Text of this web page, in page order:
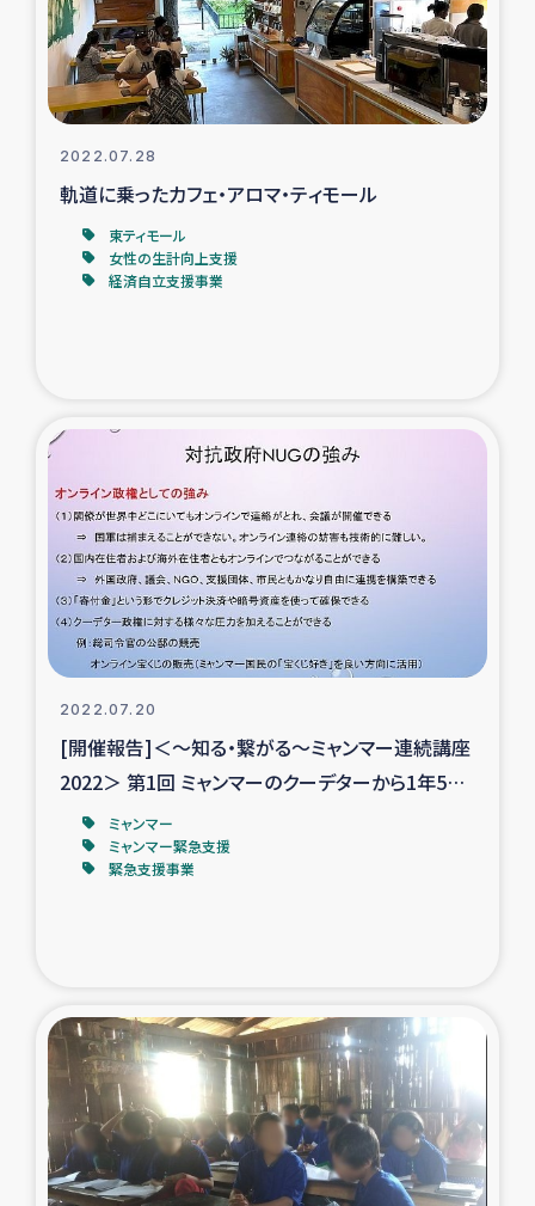
復興支援事業
民際教育事業
ガザ人道支援
令和6年能登半島地震 緊急支援
タイ国境ミャンマー移民子ども支援
漁民によるマングローブ植林活動
レバノンでのシリア難民への食糧・越冬支援
レバノンにおける緊急支援
レバノンでのシリア難民への教育支援事業
レバノンでのシリア難民・レバノン人への農業支援
海外ルーツの市民との共生
復興応援隊の活動
仮設住宅生活支援・農業復興支援
漁業復興支援
2022.07.28
軌道に乗ったカフェ・アロマ・ティモール
東ティモール
女性の生計向上支援
経済自立支援事業
2022.07.20
[開催報告]＜～知る・繋がる～ミャンマー連続講座
2022＞ 第1回 ミャンマーのクーデターから1年5カ
月：悪化する状況のなかで正義と希望を追究する
ミャンマー
ミャンマー緊急支援
緊急支援事業